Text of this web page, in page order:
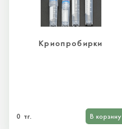
Криопробирки
0 тг. В корзину